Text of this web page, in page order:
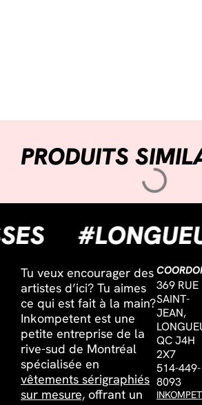
PRODUITS
Tu veux encourager des
artistes d’ici? Tu aimes
ce qui est fait à la main?
Inkompetent est une
petite entreprise de la
rive-sud de Montréal
spécialisée en
vêtements sérigraphiés
sur mesure, offrant un
369 RUE
SAINT-
JEAN,
QC J4H
2X7
514-449-
8093